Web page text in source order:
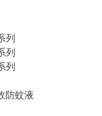
列
列
列
防蚊液